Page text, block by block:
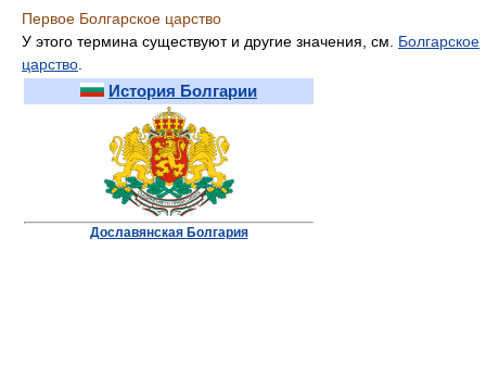
Первое Болгарское царство
У этого термина существуют и другие значения, см. Болгарское
царство
История Болгарии
Дославянская Болгария